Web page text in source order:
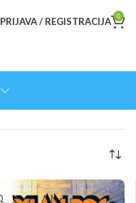
PRIJAVA / REGISTRACIJA 0